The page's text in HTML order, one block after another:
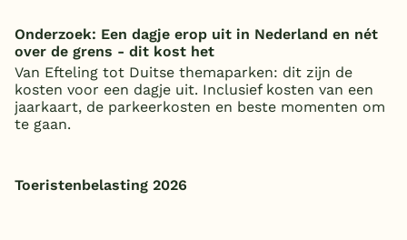
Onderzoek: Een dagje erop uit in Nederland en nét
over de grens - dit kost het
Van Efteling tot Duitse themaparken: dit zijn de
kosten voor een dagje uit. Inclusief kosten van een
jaarkaart, de parkeerkosten en beste momenten om
te gaan.
Toeristenbelasting 2026